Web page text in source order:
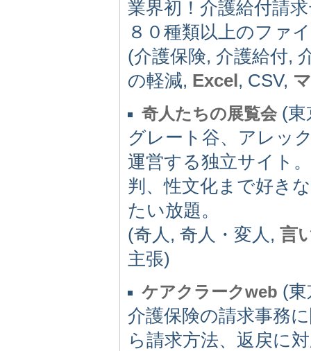
業界初！介護給付請
８０種類以上のファ
(介護保険, 介護給付,
の軽減, Excel, CSV,
奇人たちの展覧会(東
グレート谷、アレッ
運営する独立サイト
判、性文化まで好き
たい放題。
(奇人, 奇人・変人, 言
主張)
ケアクラークweb (
介護保険の請求事務
ら請求方法、返戻に